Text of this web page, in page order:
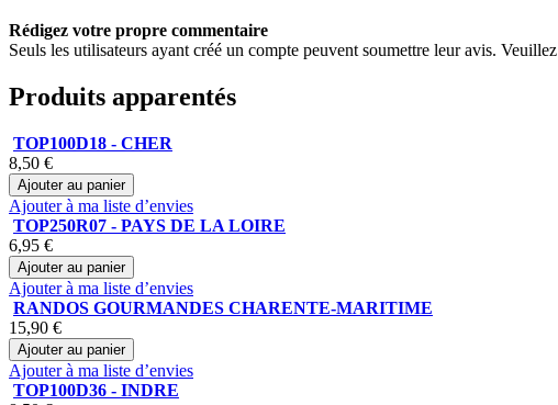
Rédigez votre propre commentaire
Seuls les utilisateurs ayant créé un compte peuvent soumettre leur avis. Veuillez
Produits apparentés
TOP100D18 - CHER
8,50 €
Ajouter au panier
Ajouter à ma liste d’envies
TOP250R07 - PAYS DE LA LOIRE
6,95 €
Ajouter au panier
Ajouter à ma liste d’envies
RANDOS GOURMANDES CHARENTE-MARITIME
15,90 €
Ajouter au panier
Ajouter à ma liste d’envies
TOP100D36 - INDRE